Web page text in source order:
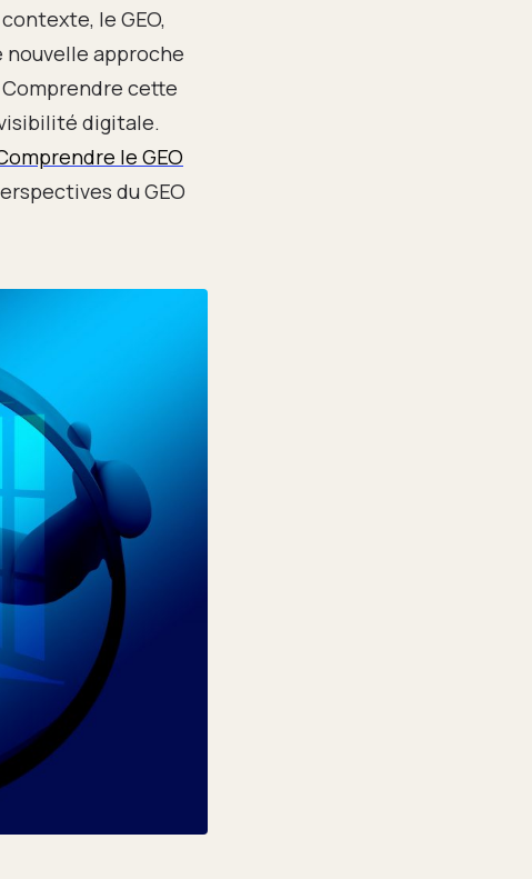
le GEO,
nouvelle approche
cette
digitale.
le GEO
du GEO